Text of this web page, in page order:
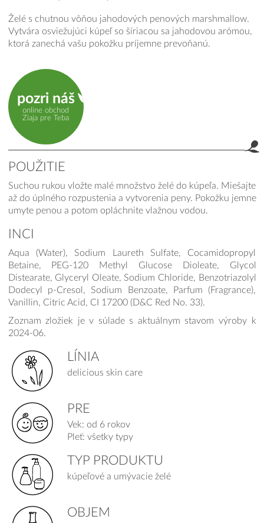
Želé s chutnou vôňou jahodových penových marshmallow.
Vytvára osviežujúci kúpeľ so šíriacou sa jahodovou arómou,
ktorá zanechá vašu pokožku príjemne prevoňanú.
pozri náš
online obchod
Ziaja pre Teba
POUŽITIE
Suchou rukou vložte malé množstvo želé do kúpeľa. Miešajte
až do úplného rozpustenia a vytvorenia peny. Pokožku jemne
umyte penou a potom opláchnite vlažnou vodou.
INCI
Aqua (Water), Sodium Laureth Sulfate, Cocamidopropyl
Betaine, PEG-120 Methyl Glucose Dioleate, Glycol
Distearate, Glyceryl Oleate, Sodium Chloride, Benzotriazolyl
Dodecyl p-Cresol, Sodium Benzoate, Parfum (Fragrance),
Vanillin, Citric Acid, CI 17200 (D&C Red No. 33).
Zoznam zložiek je v súlade s aktuálnym stavom výroby k
2024-06.
LÍNIA
delicious skin care
PRE
Vek: od 6 rokov
Pleť: všetky typy
TYP PRODUKTU
kúpeľové a umývacie želé
OBJEM